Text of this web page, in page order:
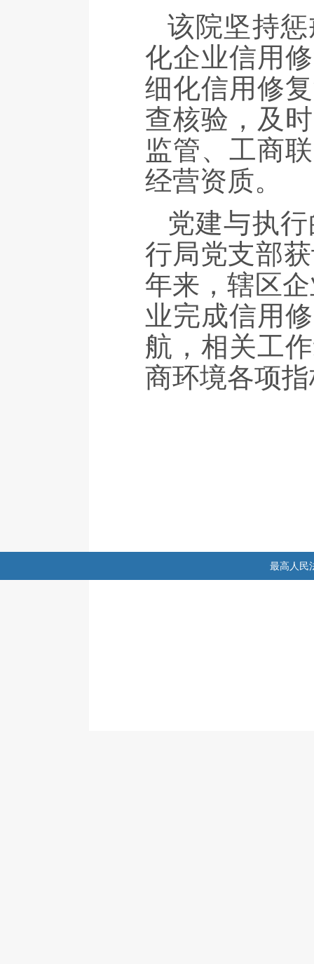
该院坚持
化企业信用
细化信用修
查核验，及
监管、工商
经营资质。
党建与执
行局党支部
年来，辖区
业完成信用
航，相关工
商环境各项
最高人民